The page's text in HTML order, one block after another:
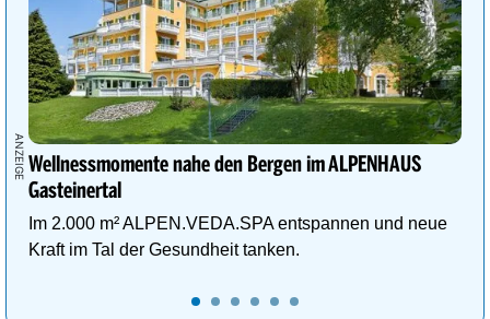
Wellnessmomente nahe den Bergen im ALPENHAUS
Gasteinertal
Im 2.000 m² ALPEN.VEDA.SPA entspannen und neue
Kraft im Tal der Gesundheit tanken.